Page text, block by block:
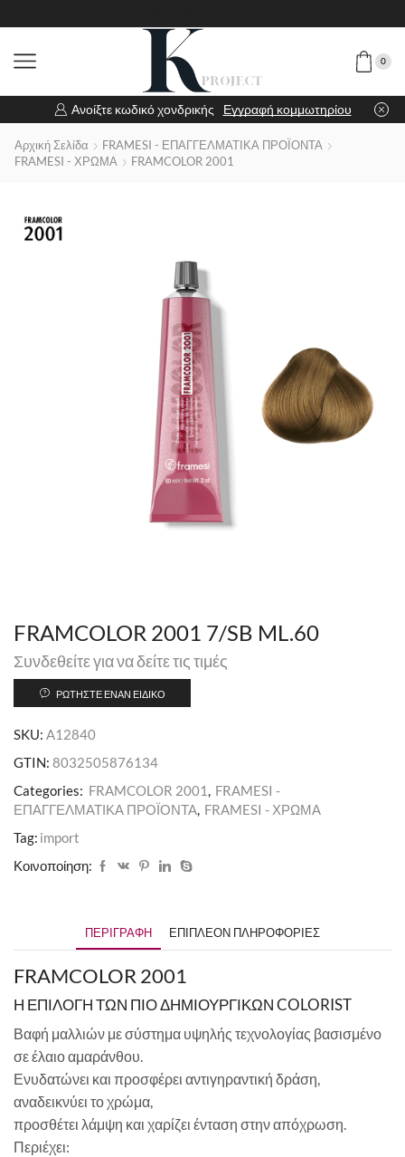
0
Ανοίξτε κωδικό χονδρικής Εγγραφή κομμωτηρίου
Αρχική Σελίδα
FRAMESI - ΕΠΑΓΓΕΛΜΑΤΙΚΑ ΠΡΟΪΟΝΤΑ
FRAMESI - ΧΡΩΜΑ
FRAMCOLOR 2001
FRAMCOLOR 2001 7/SB ML.60
Συνδεθείτε για να δείτε τις τιμές
ΡΩΤΉΣΤΕ ΈΝΑΝ ΕΙΔΙΚΌ
SKU: A12840
GTIN: 8032505876134
Categories: FRAMCOLOR 2001, FRAMESI -
ΕΠΑΓΓΕΛΜΑΤΙΚΑ ΠΡΟΪΟΝΤΑ, FRAMESI - ΧΡΩΜΑ
Tag: import
Κοινοποίηση:
ΠΕΡΙΓΡΑΦΉ ΕΠΙΠΛΈΟΝ ΠΛΗΡΟΦΟΡΊΕΣ
FRAMCOLOR 2001
Η ΕΠΙΛΟΓΗ ΤΩΝ ΠΙΟ ΔΗΜΙΟΥΡΓΙΚΩΝ COLORIST
Βαφή μαλλιών με σύστημα υψηλής τεχνολογίας βασισμένο
σε έλαιο αμαράνθου.
Ενυδατώνει και προσφέρει αντιγηραντική δράση,
αναδεικνύει το χρώμα,
προσθέτει λάμψη και χαρίζει ένταση στην απόχρωση.
Περιέχει: